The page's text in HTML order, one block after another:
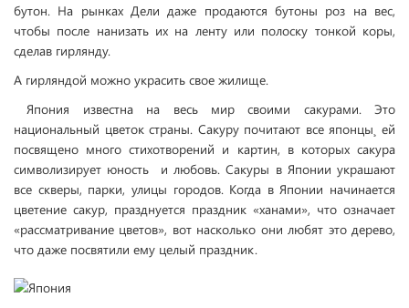
бутон. На рынках Дели даже продаются бутоны роз на вес,
чтобы после нанизать их на ленту или полоску тонкой коры,
сделав гирлянду.
А гирляндой можно украсить свое жилище.
Япония известна на весь мир своими сакурами. Это
национальный цветок страны. Сакуру почитают все японцы¸ ей
посвящено много стихотворений и картин, в которых сакура
символизирует юность и любовь. Сакуры в Японии украшают
все скверы, парки, улицы городов. Когда в Японии начинается
цветение сакур, празднуется праздник «ханами», что означает
«рассматривание цветов», вот насколько они любят это дерево,
что даже посвятили ему целый праздник.